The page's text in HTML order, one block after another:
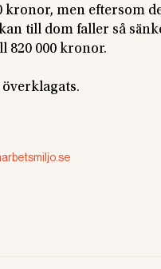
kronor, men eftersom
till dom faller så
820 000 kronor.